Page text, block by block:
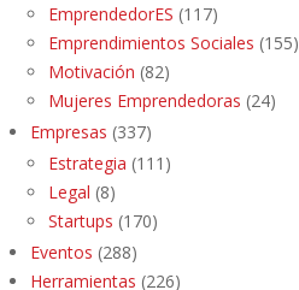
EmprendedorES (117)
Emprendimientos Sociales (155)
Motivación (82)
Mujeres Emprendedoras (24)
Empresas (337)
Estrategia (111)
Legal (8)
Startups (170)
Eventos (288)
Herramientas (226)